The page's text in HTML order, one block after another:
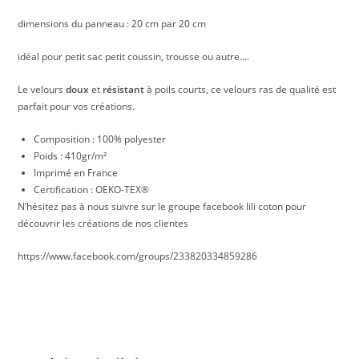
dimensions du panneau : 20 cm par 20 cm
idéal pour petit sac petit coussin, trousse ou autre….
Le veloursdouxet résistantà poils courts, ce velours ras de qualité est
parfait pour vos créations.
Composition : 100% polyester
Poids : 410gr/m²
Imprimé en France
Certification : OEKO-TEX®
N’hésitez pas à nous suivre sur le groupe facebook lili coton pour
découvrir les créations de nos clientes
https://www.facebook.com/groups/233820334859286